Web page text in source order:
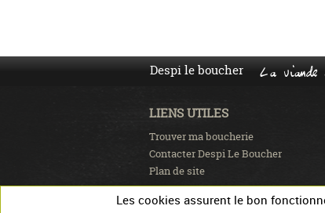
Despi le boucher La
LIENS UTILES
Trouver ma boucherie
Contacter Despi Le Boucher
Plan de site
Les cookies assurent le bon